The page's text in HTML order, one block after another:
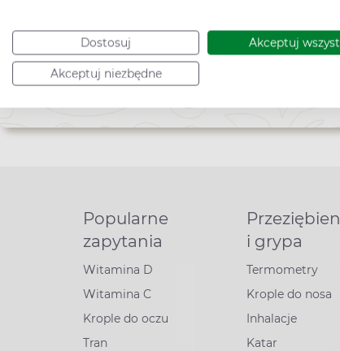
Dostosuj Akceptuj
Akceptuj niezbędne
zapisz się na
Popularne
zapytania
Witamina D
Witamina C
Krople do oczu
Tran
i grypa
Termometry
Krople do nosa
Inhalacje
Katar